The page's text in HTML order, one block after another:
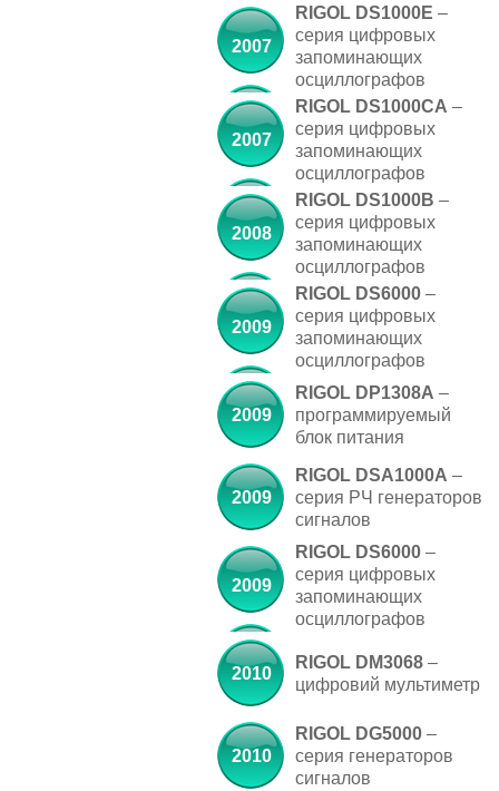
2007
RIGOL DS1000E –
серия цифровых
запоминающих
осциллографов
2007
RIGOL DS1000CA –
серия цифровых
запоминающих
осциллографов
2008
RIGOL DS1000B –
серия цифровых
запоминающих
осциллографов
2009
RIGOL DS6000 –
серия цифровых
запоминающих
осциллографов
2009
RIGOL DP1308A –
программируемый
блок питания
2009
RIGOL DSA1000A –
серия РЧ генераторов
сигналов
2009
RIGOL DS6000 –
серия цифровых
запоминающих
осциллографов
2010
RIGOL DM3068 –
цифровий мультиметр
2010
RIGOL DG5000 –
серия генераторов
сигналов